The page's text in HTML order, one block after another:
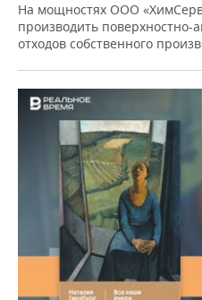
На мощностях ООО
производить поверхностно-
отходов собственного